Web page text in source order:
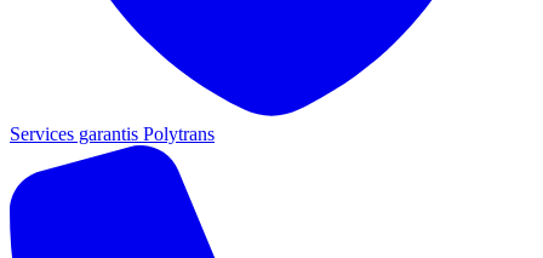
Services garantis Polytrans